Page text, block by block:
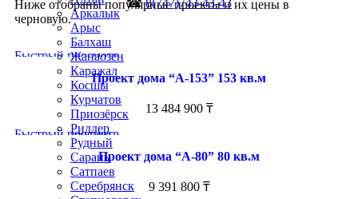
Аркалык
Арыс
Балхаш
Жанаозен
Каражал
Косшы
Курчатов
Приозёрск
Риддер
Рудный
Сарань
Сатпаев
Серебрянск
☎8(747)743-43-43
Ниже отобраны популярные проекты и их цены в
черновую.
Быстрый просмотр
Проект дома “А-153” 153 кв.м
13 484 900 ₸
Быстрый просмотр
Проект дома “А-80” 80 кв.м
9 391 800 ₸